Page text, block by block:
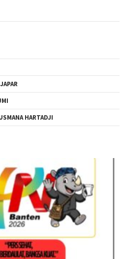
HARTADJI